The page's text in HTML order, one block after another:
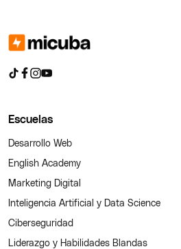
Escuelas
Desarrollo Web
English Academy
Marketing Digital
Inteligencia Artificial y Data Science
Ciberseguridad
Liderazgo y Habilidades Blandas